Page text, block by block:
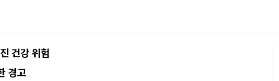
건강 위험
경고